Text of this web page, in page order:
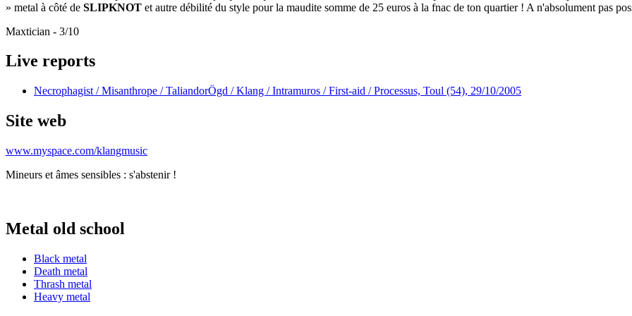
» metal à côté de SLIPKNOT et autre débilité du style pour la maudite somme de 25 euros à la fnac de ton quartier ! A n'absolument pas
Maxtician - 3/10
Live reports
Necrophagist / Misanthrope / TaliandorÖgd / Klang / Intramuros / First-aid / Processus, Toul (54), 29/10/2005
Site web
www.myspace.com/klangmusic
Mineurs et âmes sensibles : s'abstenir !
Metal old school
Black metal
Death metal
Thrash metal
Heavy metal